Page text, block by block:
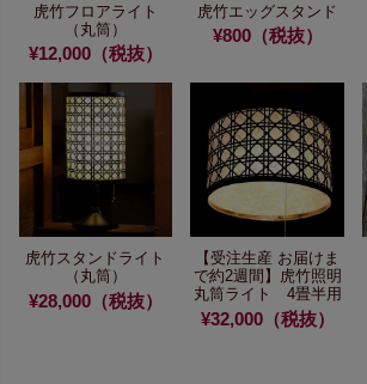
虎竹フロアライト
（丸筒）
¥12,000（税抜）
虎竹エッグスタンド
¥800（税抜）
虎竹スタンドライト
（丸筒）
¥28,000（税抜）
【受注生産 お届けま
で約2週間】 虎竹照明
丸筒ライト 4畳半用
¥32,000（税抜）